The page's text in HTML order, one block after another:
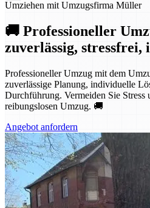
Umziehen mit Umzugsfirma Müller
🚚 Professioneller
zuverlässig, stressfrei,
Professioneller Umzug mit dem
zuverlässige Planung, individuelle
Durchführung. Vermeiden Sie Stress
reibungslosen Umzug. 🚚
Angebot anfordern